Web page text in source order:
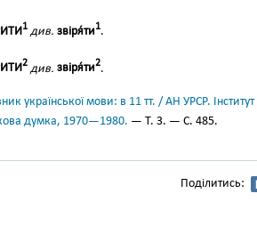
1 див. звіря́ти1.
2 див. звіря́ти2.
української мови: в 11 тт. / АН УРСР.
думка, 1970—1980. — Т. 3. — С. 485.
Поділитись: